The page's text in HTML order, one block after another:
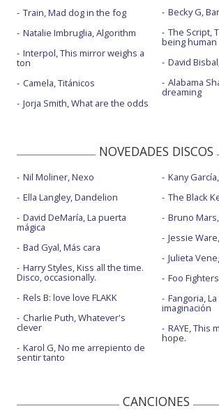
Train, Mad dog in the fog
Natalie Imbruglia, Algorithm
Interpol, This mirror weighs a
ton
Camela, Titánicos
Jorja Smith, What are the odds
Becky G,
The Script,
being human
David
Alabama
dreaming
NOVEDADES DISCOS
Nil Moliner, Nexo
Ella Langley, Dandelion
David DeMaría, La puerta
mágica
Bad Gyal, Más cara
Harry Styles, Kiss all the time.
Disco, occasionally.
Rels B: love love FLAKK
Charlie Puth, Whatever's
clever
Karol G, No me arrepiento de
sentir tanto
Kany
The Black
Bruno
Jessie
Julieta
Foo
Fangoria,
imaginación
RAYE, This
hope.
CANCIONES